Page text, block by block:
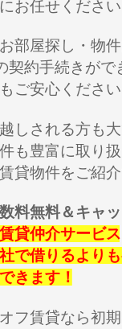
お任せください
部屋探し・物
契約手続きがで
ご安心ください
しされる方も
も豊富に取り
貸物件をご紹介
料無料＆キャ
貸仲介サービス
で借りるより
きます！
フ賃貸なら初